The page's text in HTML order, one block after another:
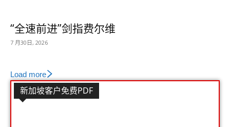
“全速前进”剑指费尔维
7 月30日, 2026
Load more
新加坡客户免费PDF